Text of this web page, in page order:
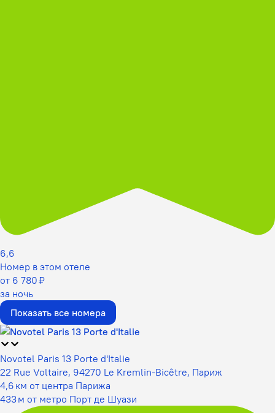
6,6
Номер в этом отеле
от 6 780 ₽
за ночь
Показать все номера
Novotel Paris 13 Porte d'Italie
22 Rue Voltaire, 94270 Le Kremlin-Bicêtre, Париж
4,6 км от центра Парижа
433 м от метро Порт де Шуази